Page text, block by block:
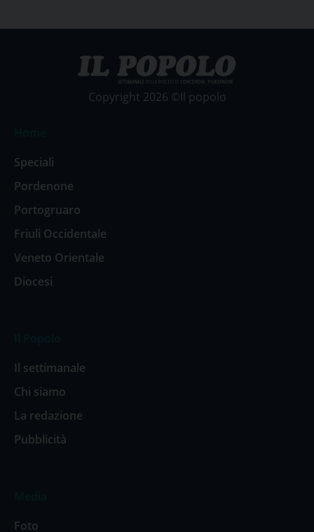
Copyright 2026 ©Il popolo
Speciali
Pordenone
Portogruaro
Friuli Occidentale
Veneto Orientale
Diocesi
Il settimanale
Chi siamo
La redazione
Pubblicità
Foto